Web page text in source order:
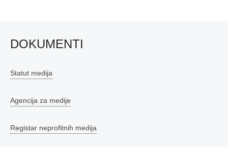
DOKUMENTI
Statut medija
Agencija za medije
Registar neprofitnih medija